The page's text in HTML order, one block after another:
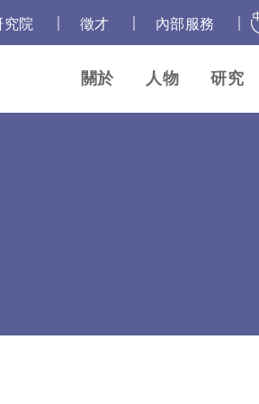
究院 徵才 內部服務
關於 人物 研究